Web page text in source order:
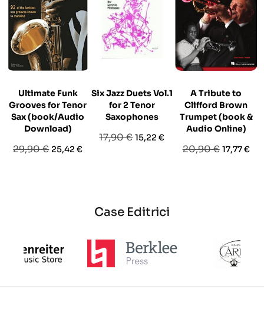
Ultimate Funk
Grooves for Tenor
Sax (book/Audio
Download)
Prezzo
29,90 € Prezzo
25,42 €
Six Jazz Duets Vol.1
for 2 Tenor
Saxophones
Prezzo
17,90 €Prezzo
15,22 €
A Tribute to
Clifford Brown
Trumpet (book &
Audio Online)
Prezzo
20,90 € Prezzo
17,77 €
Case Editrici